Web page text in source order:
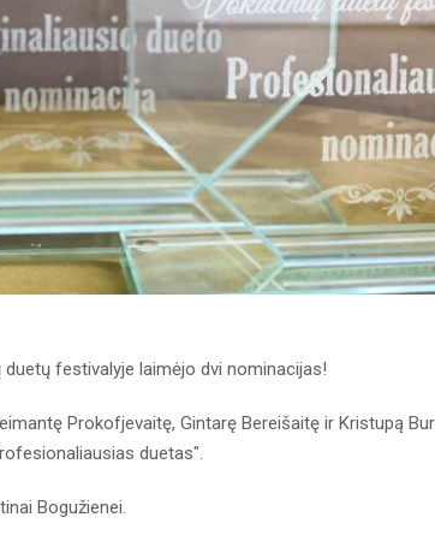
festivalyje laimėjo dvi nominacijas!
Prokofjevaitę, Gintarę Bereišaitę ir Kristupą
duetas".
Bogužienei.